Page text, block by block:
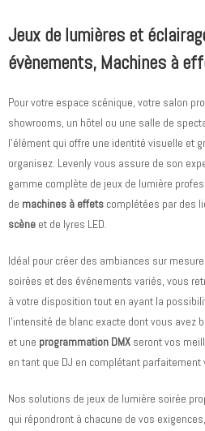
Jeux de lumières et
évènements, Machines à
Pour votre espace scénique, votre salon
showrooms, un hôtel ou une salle de
l’élément qui offre une identité visuelle et
organisez. Levenly vous assure de son
gamme complète de jeux de lumière
de machines à effets complétées par des
scène et de lyres LED.
Idéal pour créer des ambiances sur
soirées et des événements variés, vous
à votre disposition tout en ayant la
l’intensité de blanc exacte dont vous avez
et une programmation DMX seront vos
en tant que DJ en complétant
Nos solutions de jeux de lumière soirée
qui répondront à chacune de vos